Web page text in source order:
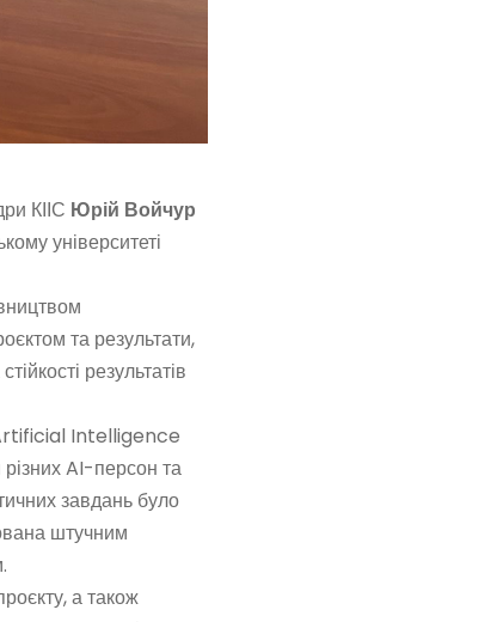
КІІС Юрій Войчур
університеті
та результати,
результатів
Artificial Intelligence
AI-персон та
завдань було
штучним
а також